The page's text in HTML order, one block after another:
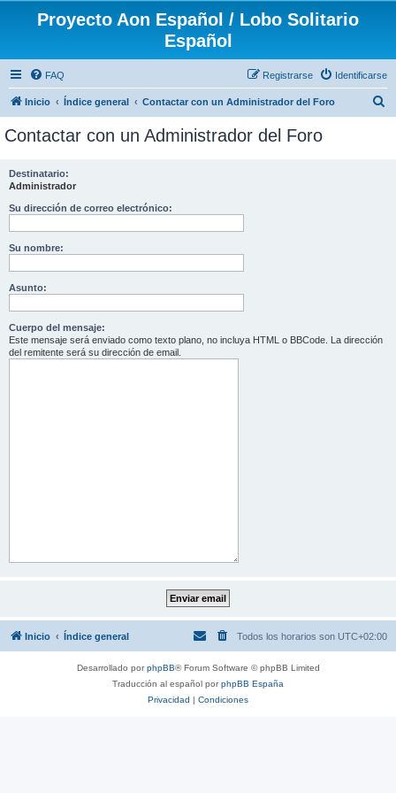
Proyecto Aon Español / Lobo Solitario
Español
FAQ Identificarse
Registrarse
Inicio Índice general Contactar con un Administrador del Foro
Contactar con un Administrador del Foro
Destinatario:
Administrador
Su dirección de correo electrónico:
Su nombre:
Asunto:
Cuerpo del mensaje:
Este mensaje será enviado como texto plano, no incluya HTML o BBCode. La dirección
del remitente será su dirección de email.
Inicio Índice general Todos los horarios son UTC+02:00
Desarrollado porphpBB® Forum Software © phpBB Limited
Traducción al español porphpBB España
Privacidad | Condiciones